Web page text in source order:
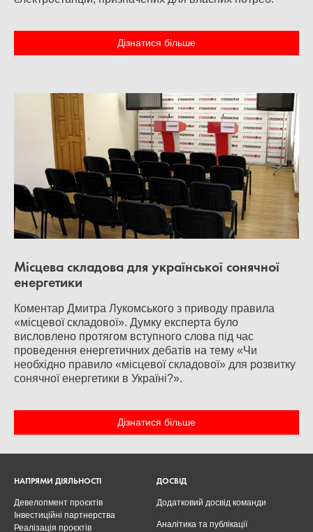
Дізнатися більше
Місцева складова для української сонячної
енергетики
Коментар Дмитра Лукомського з приводу правила
«місцевої складової». Думку експерта було
висловлено протягом вступного слова під час
проведення енергетичних дебатів на тему «Чи
необхідно правило «місцевої складової» для розвитку
сонячної енергетики в Україні?».
Дізнатися більше
НАПРЯМИ ДІЯЛЬНОСТІ
Девелопмент проєктів
Інвестиційні партнерства
Реалізація проєктів
ДОСВІД
Додатковий досвід команди
Аналітика та публікації